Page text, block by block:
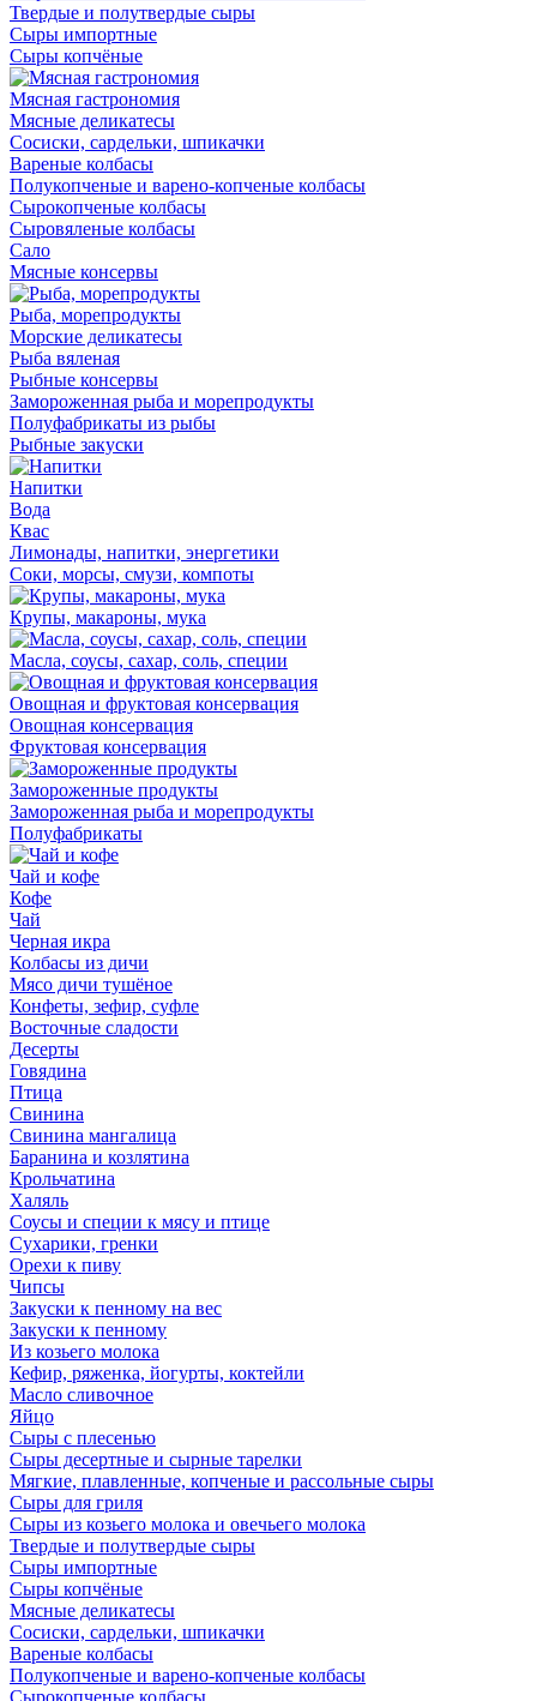
Твердые и полутвердые сыры
Сыры импортные
Сыры копчёные
Мясная гастрономия
Мясные деликатесы
Сосиски, сардельки, шпикачки
Вареные колбасы
Полукопченые и варено-копченые колбасы
Сырокопченые колбасы
Сыровяленые колбасы
Сало
Мясные консервы
Рыба, морепродукты
Морские деликатесы
Рыба вяленая
Рыбные консервы
Замороженная рыба и морепродукты
Полуфабрикаты из рыбы
Рыбные закуски
Напитки
Вода
Квас
Лимонады, напитки, энергетики
Соки, морсы, смузи, компоты
Крупы, макароны, мука
Масла, соусы, сахар, соль, специи
Овощная и фруктовая консервация
Овощная консервация
Фруктовая консервация
Замороженные продукты
Замороженная рыба и морепродукты
Полуфабрикаты
Чай и кофе
Кофе
Чай
Черная икра
Колбасы из дичи
Мясо дичи тушёное
Конфеты, зефир, суфле
Восточные сладости
Десерты
Говядина
Птица
Свинина
Свинина мангалица
Баранина и козлятина
Крольчатина
Халяль
Соусы и специи к мясу и птице
Сухарики, гренки
Орехи к пиву
Чипсы
Закуски к пенному на вес
Закуски к пенному
Из козьего молока
Кефир, ряженка, йогурты, коктейли
Масло сливочное
Яйцо
Сыры с плесенью
Сыры десертные и сырные тарелки
Мягкие, плавленные, копченые и рассольные сыры
Сыры для гриля
Сыры из козьего молока и овечьего молока
Твердые и полутвердые сыры
Сыры импортные
Сыры копчёные
Мясные деликатесы
Сосиски, сардельки, шпикачки
Вареные колбасы
Полукопченые и варено-копченые колбасы
Сырокопченые колбасы